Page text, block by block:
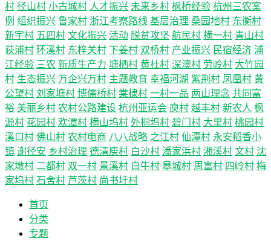
村 径山村 小古城村 人才振兴 未来乡村 枫桥经验 杭州三农案
例 组织振兴 鲁家村 浙江考察路线 基层治理 桑园地村 东衡村
新宇村 五四村 文化振兴 活动 脱贫攻坚 航民村 横一村 青山村
荻浦村 环溪村 东梓关村 下姜村 双桥村 产业振兴 民宿经济 浦
江经验 三农 新质生产力 塘栖村 黄杜村 深澳村 劳岭村 大竹园
村 生态振兴 万企兴万村 主题教育 幸福河湖 紫荆村 凤凰村 黄
公望村 刘家塘村 博儒桥村 棠棣村 一村一品 两山理念 共同富
裕 美丽乡村 农村公路建设 杭州亚运会 庾村 越丰村 新农人 枫
源村 花园村 欢潭村 横山坞村 外桐坞村 碧门村 大里村 桃园村
溪口村 佛山村 农村电商 八八战略 之江村 仙潭村 永安稻香小
镇 谢径安 乡村治理 德清庾村 白沙村 潘家浜村 湘溪村 文村 沈
家墩村 二都村 双一村 景溪村 白牛村 皋城村 周富村 四岭村 梅
家坞村 石舍村 芦茨村 尚书圩村
首页
分类
专题